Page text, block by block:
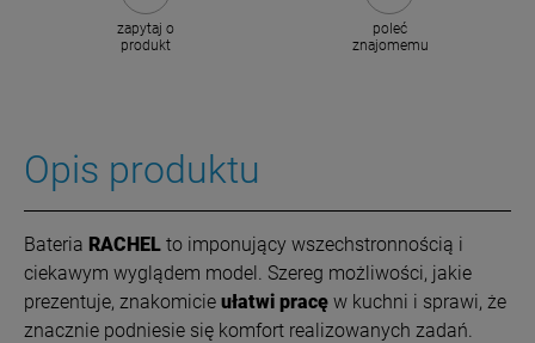
zapytaj o
produkt
poleć
znajomemu
Opis produktu
Bateria RACHEL to imponujący wszechstronnością i
ciekawym wyglądem model. Szereg możliwości, jakie
prezentuje, znakomicie ułatwi pracę w kuchni i sprawi, że
znacznie podniesie się komfort realizowanych zadań.